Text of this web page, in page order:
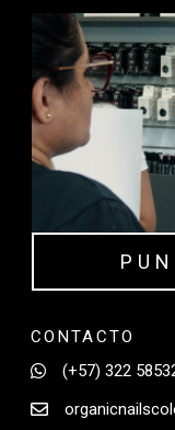
CONTACTO
(+57) 322